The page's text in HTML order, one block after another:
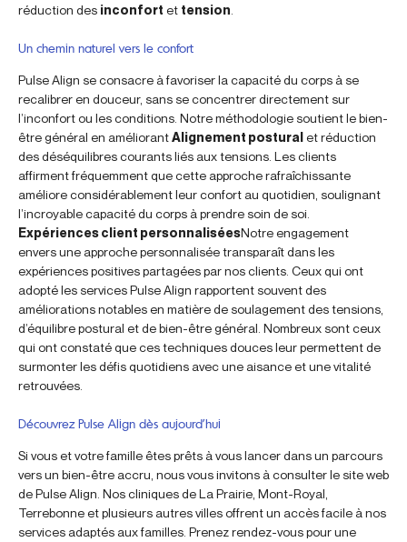
réduction des inconfort et tension
Un chemin naturel vers le confort
Pulse Align se consacre à favoriser la capacité du corps à se
recalibrer en douceur, sans se concentrer directement sur
l’inconfort ou les conditions. Notre méthodologie soutient le bien-
être général en améliorantAlignement posturalet réduction
des déséquilibres courants liés aux tensions. Les clients
affirment fréquemment que cette approche rafraîchissante
améliore considérablement leur confort au quotidien, soulignant
l’incroyable capacité du corps à prendre soin de soi.
Expériences client personnaliséesNotre engagement
envers une approche personnalisée transparaît dans les
expériences positives partagées par nos clients. Ceux qui ont
adopté les services Pulse Align rapportent souvent des
améliorations notables en matière de soulagement des tensions,
d’équilibre postural et de bien-être général. Nombreux sont ceux
qui ont constaté que ces techniques douces leur permettent de
surmonter les défis quotidiens avec une aisance et une vitalité
retrouvées.
Découvrez Pulse Align dès aujourd’hui
Si vous et votre famille êtes prêts à vous lancer dans un parcours
vers un bien-être accru, nous vous invitons à consulter le site web
de Pulse Align. Nos cliniques de La Prairie, Mont-Royal,
Terrebonne et plusieurs autres villes offrent un accès facile à nos
services adaptés aux familles. Prenez rendez-vous pour une